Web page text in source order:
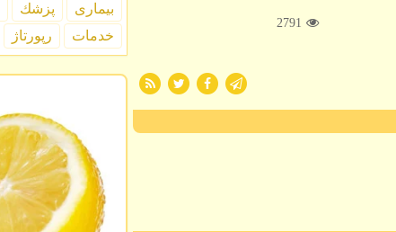
2791
بیماری پزشك
خدمات
رپورتاژ